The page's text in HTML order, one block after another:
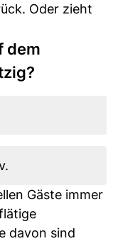
Oder zieht
dem
Gäste immer
davon sind